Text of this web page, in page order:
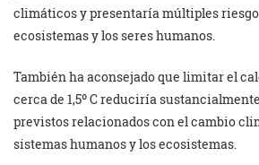
climáticos y presentaría múltiples
ecosistemas y los seres humanos.
También ha aconsejado que limitar el
cerca de 1,5º C reduciría
previstos relacionados con el cambio
sistemas humanos y los ecosistemas.